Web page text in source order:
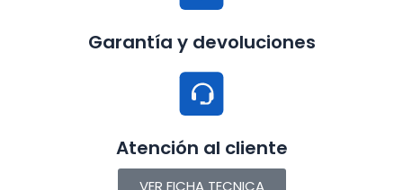
Garantía y devoluciones
Atención al cliente